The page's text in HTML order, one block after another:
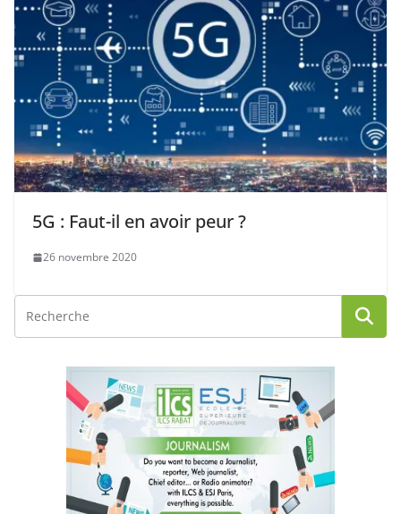
5G : Faut-il en avoir peur ?
26 novembre 2020